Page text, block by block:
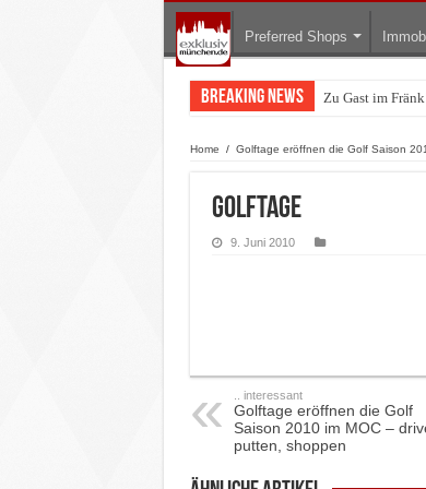
Preferred Shops
Breaking News Zu Gast im
Warum
Home / Golftage eröffnen die Golf Saison
Golftage
9. Juni 2010
.. interessant
Golftage eröffnen die Golf
Saison 2010 im MOC –
putten, shoppen